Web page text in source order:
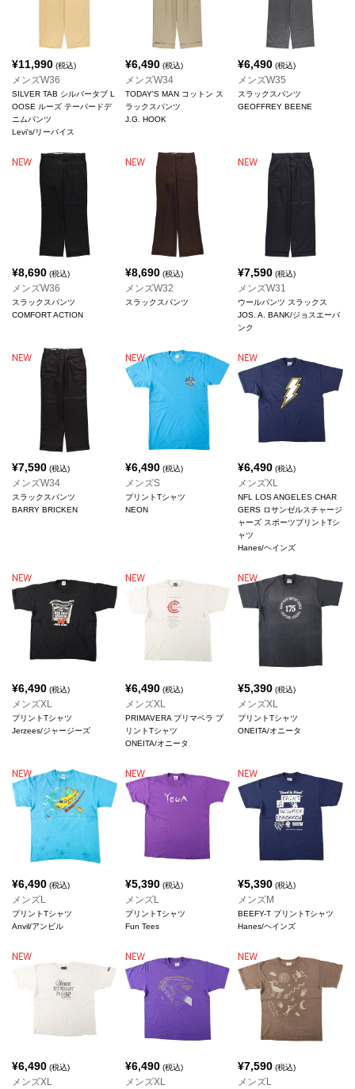
¥11,990 (税込)
メンズW36
SILVER TAB シルバータブ L
OOSE ルーズ テーパードデ
ニムパンツ
Levi's/リーバイス
¥6,490(税込)
メンズW34
TODAY'S MAN コットン ス
ラックスパンツ
J.G. HOOK
¥6,490 (税込)
メンズW35
スラックスパンツ
GEOFFREY BEENE
¥8,690 (税込)
メンズW36
スラックスパンツ
COMFORT ACTION
¥8,690(税込)
メンズW32
スラックスパンツ
¥7,590 (税込)
メンズW31
ウールパンツ スラックス
JOS. A. BANK/ジョスエーバ
ンク
¥7,590 (税込)
メンズW34
スラックスパンツ
BARRY BRICKEN
¥6,490(税込)
メンズS
プリントTシャツ
NEON
¥6,490 (税込)
メンズXL
NFL LOS ANGELES CHAR
GERS ロサンゼルスチャージ
ャーズ スポーツプリントTシ
ャツ
Hanes/ヘインズ
¥6,490 (税込)
メンズXL
プリントTシャツ
Jerzees/ジャージーズ
¥6,490(税込)
メンズXL
PRIMAVERA プリマベラ プ
リントTシャツ
ONEITA/オニータ
¥5,390 (税込)
メンズXL
プリントTシャツ
ONEITA/オニータ
¥6,490 (税込)
メンズL
プリントTシャツ
Anvil/アンビル
¥5,390(税込)
メンズL
プリントTシャツ
Fun Tees
¥5,390 (税込)
メンズM
BEEFY-T プリントTシャツ
Hanes/ヘインズ
¥6,490 (税込)
メンズXL
¥6,490(税込)
メンズXL
¥7,590 (税込)
メンズL